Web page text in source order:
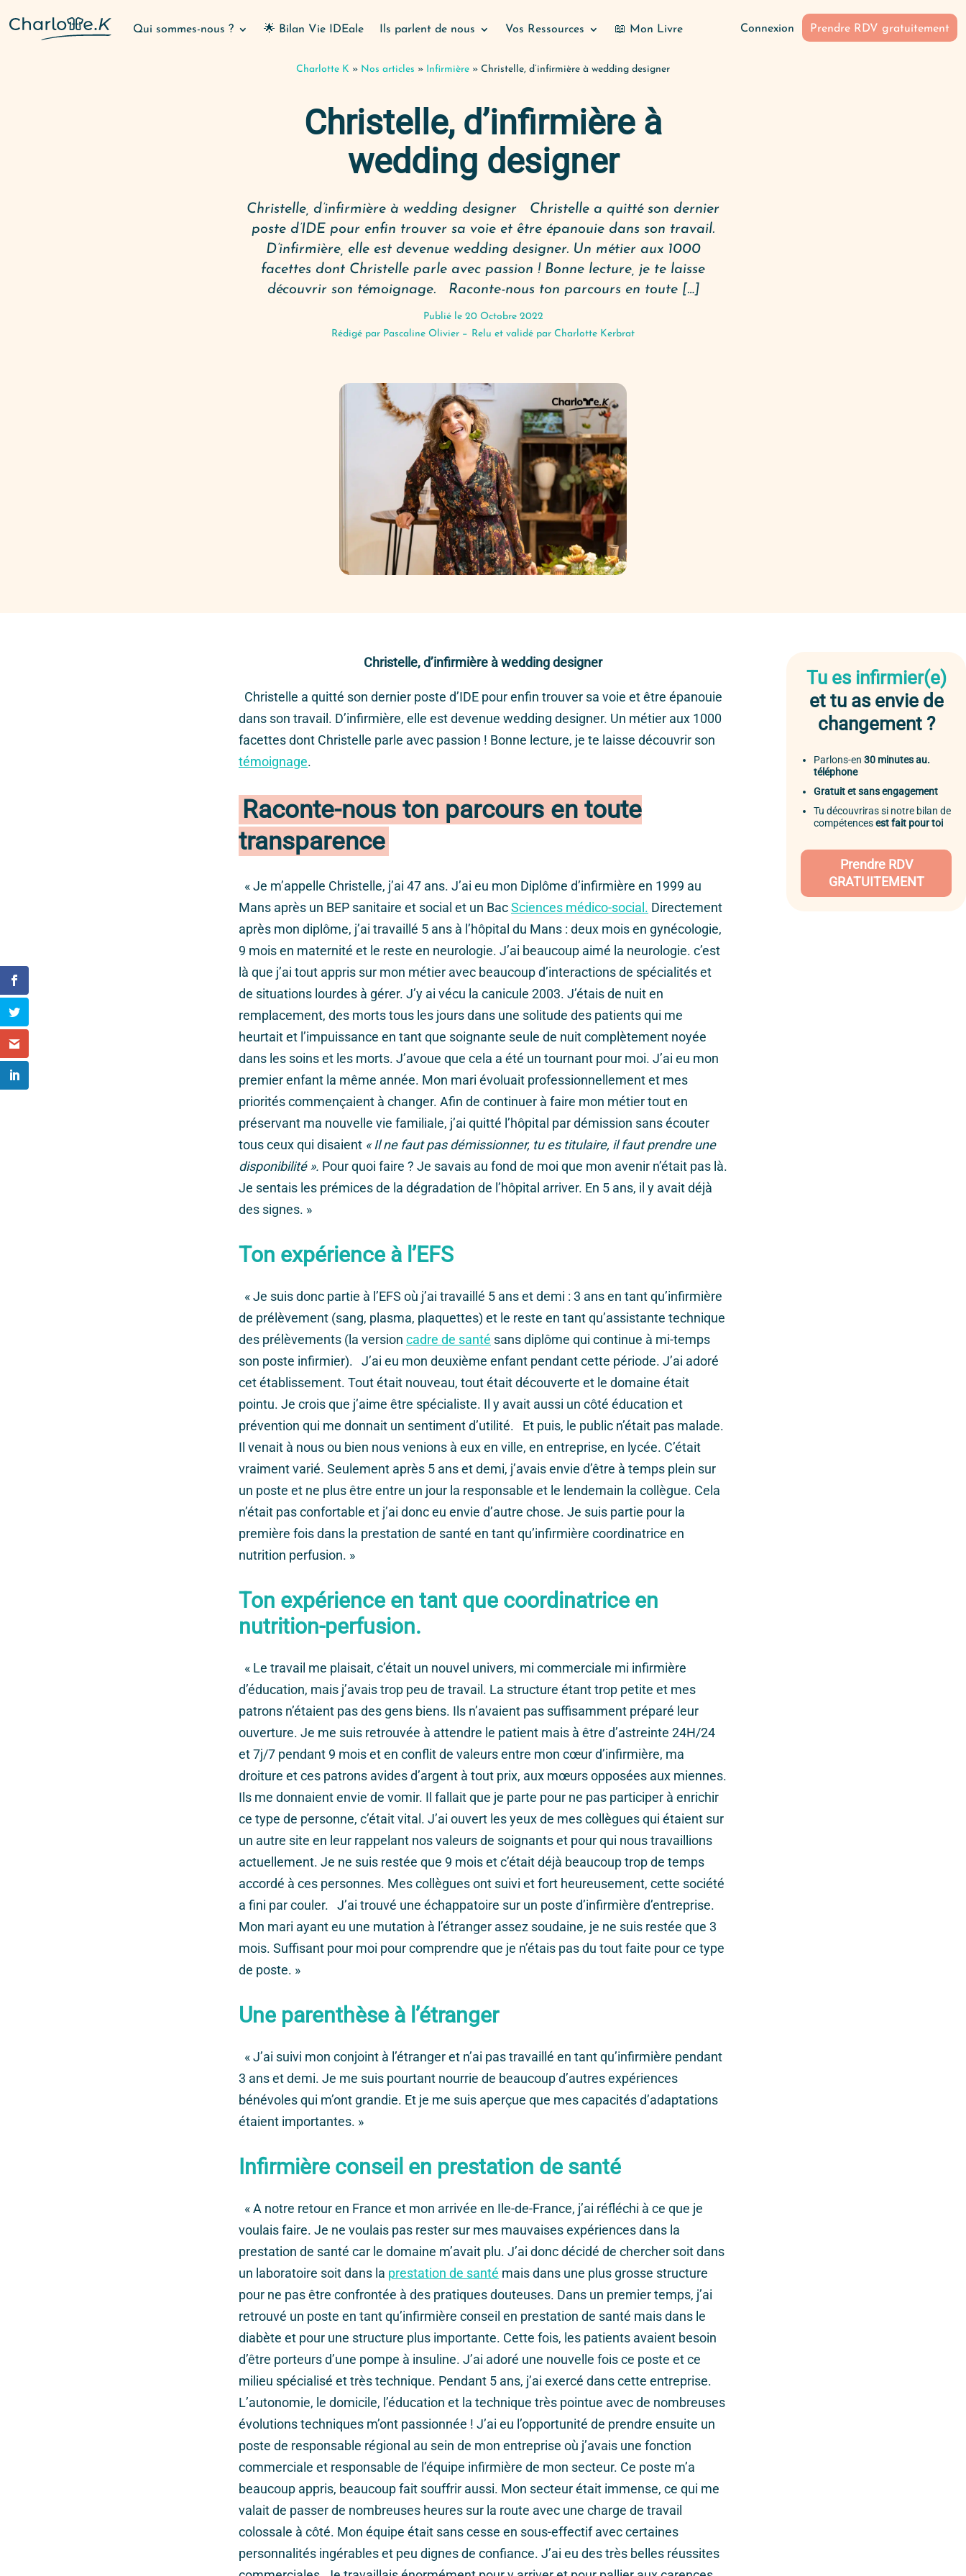
Qui sommes-nous ? 🌟 Bilan Vie IDEale Ils parlent de nous Vos Ressources 📖 Mon Livre Connexion Prendre RDV gratuitement
Charlotte K » Nos articles » Infirmière » Christelle, d’infirmière à wedding designer
Christelle, d’infirmière à
wedding designer
Christelle, d’infirmière à wedding designer Christelle a quitté son dernier
poste d’IDE pour enfin trouver sa voie et être épanouie dans son travail.
D’infirmière, elle est devenue wedding designer. Un métier aux 1000
facettes dont Christelle parle avec passion ! Bonne lecture, je te laisse
découvrir son témoignage. Raconte-nous ton parcours en toute […]
Publié le 20 Octobre 2022
Rédigé par Pascaline Olivier − Relu et validé par Charlotte Kerbrat
Christelle, d’infirmière à wedding designer
Christelle a quitté son dernier poste d’IDE pour enfin trouver sa voie et être épanouie
dans son travail. D’infirmière, elle est devenue wedding designer. Un métier aux 1000
facettes dont Christelle parle avec passion ! Bonne lecture, je te laisse découvrir son
témoignage.
Raconte-nous ton parcours en toute
transparence
« Je m’appelle Christelle, j’ai 47 ans. J’ai eu mon Diplôme d’infirmière en 1999 au
Mans après un BEP sanitaire et social et un BacSciences médico-social. Directement
après mon diplôme, j’ai travaillé 5 ans à l’hôpital du Mans : deux mois en gynécologie,
9 mois en maternité et le reste en neurologie. J’ai beaucoup aimé la neurologie. c’est
là que j’ai tout appris sur mon métier avec beaucoup d’interactions de spécialités et
de situations lourdes à gérer. J’y ai vécu la canicule 2003. J’étais de nuit en
remplacement, des morts tous les jours dans une solitude des patients qui me
heurtait et l’impuissance en tant que soignante seule de nuit complètement noyée
dans les soins et les morts. J’avoue que cela a été un tournant pour moi. J’ai eu mon
premier enfant la même année. Mon mari évoluait professionnellement et mes
priorités commençaient à changer. Afin de continuer à faire mon métier tout en
préservant ma nouvelle vie familiale, j’ai quitté l’hôpital par démission sans écouter
tous ceux qui disaient « Il ne faut pas démissionner, tu es titulaire, il faut prendre une
disponibilité ». Pour quoi faire ? Je savais au fond de moi que mon avenir n’était pas là.
Je sentais les prémices de la dégradation de l’hôpital arriver. En 5 ans, il y avait déjà
des signes. »
Ton expérience à l’EFS
« Je suis donc partie à l’EFS où j’ai travaillé 5 ans et demi : 3 ans en tant qu’infirmière
de prélèvement (sang, plasma, plaquettes) et le reste en tant qu’assistante technique
des prélèvements (la version cadre de santé sans diplôme qui continue à mi-temps
son poste infirmier). J’ai eu mon deuxième enfant pendant cette période. J’ai adoré
cet établissement. Tout était nouveau, tout était découverte et le domaine était
pointu. Je crois que j’aime être spécialiste. Il y avait aussi un côté éducation et
prévention qui me donnait un sentiment d’utilité. Et puis, le public n’était pas malade.
Il venait à nous ou bien nous venions à eux en ville, en entreprise, en lycée. C’était
vraiment varié. Seulement après 5 ans et demi, j’avais envie d’être à temps plein sur
un poste et ne plus être entre un jour la responsable et le lendemain la collègue. Cela
n’était pas confortable et j’ai donc eu envie d’autre chose. Je suis partie pour la
première fois dans la prestation de santé en tant qu’infirmière coordinatrice en
nutrition perfusion. »
Ton expérience en tant que coordinatrice en
nutrition-perfusion.
« Le travail me plaisait, c’était un nouvel univers, mi commerciale mi infirmière
d’éducation, mais j’avais trop peu de travail. La structure étant trop petite et mes
patrons n’étaient pas des gens biens. Ils n’avaient pas suffisamment préparé leur
ouverture. Je me suis retrouvée à attendre le patient mais à être d’astreinte 24H/24
et 7j/7 pendant 9 mois et en conflit de valeurs entre mon cœur d’infirmière, ma
droiture et ces patrons avides d’argent à tout prix, aux mœurs opposées aux miennes.
Ils me donnaient envie de vomir. Il fallait que je parte pour ne pas participer à enrichir
ce type de personne, c’était vital. J’ai ouvert les yeux de mes collègues qui étaient sur
un autre site en leur rappelant nos valeurs de soignants et pour qui nous travaillions
actuellement. Je ne suis restée que 9 mois et c’était déjà beaucoup trop de temps
accordé à ces personnes. Mes collègues ont suivi et fort heureusement, cette société
a fini par couler. J’ai trouvé une échappatoire sur un poste d’infirmière d’entreprise.
Mon mari ayant eu une mutation à l’étranger assez soudaine, je ne suis restée que 3
mois. Suffisant pour moi pour comprendre que je n’étais pas du tout faite pour ce type
de poste. »
Une parenthèse à l’étranger
« J’ai suivi mon conjoint à l’étranger et n’ai pas travaillé en tant qu’infirmière pendant
3 ans et demi. Je me suis pourtant nourrie de beaucoup d’autres expériences
bénévoles qui m’ont grandie. Et je me suis aperçue que mes capacités d’adaptations
étaient importantes. »
Infirmière conseil en prestation de santé
« A notre retour en France et mon arrivée en Ile-de-France, j’ai réfléchi à ce que je
voulais faire. Je ne voulais pas rester sur mes mauvaises expériences dans la
prestation de santé car le domaine m’avait plu. J’ai donc décidé de chercher soit dans
un laboratoire soit dans la prestation de santé mais dans une plus grosse structure
pour ne pas être confrontée à des pratiques douteuses. Dans un premier temps, j’ai
retrouvé un poste en tant qu’infirmière conseil en prestation de santé mais dans le
diabète et pour une structure plus importante. Cette fois, les patients avaient besoin
d’être porteurs d’une pompe à insuline. J’ai adoré une nouvelle fois ce poste et ce
milieu spécialisé et très technique. Pendant 5 ans, j’ai exercé dans cette entreprise.
L’autonomie, le domicile, l’éducation et la technique très pointue avec de nombreuses
évolutions techniques m’ont passionnée ! J’ai eu l’opportunité de prendre ensuite un
poste de responsable régional au sein de mon entreprise où j’avais une fonction
commerciale et responsable de l’équipe infirmière de mon secteur. Ce poste m’a
beaucoup appris, beaucoup fait souffrir aussi. Mon secteur était immense, ce qui me
valait de passer de nombreuses heures sur la route avec une charge de travail
colossale à côté. Mon équipe était sans cesse en sous-effectif avec certaines
personnalités ingérables et peu dignes de confiance. J’ai eu des très belles réussites
Tu es infirmier(e)
et tu as envie de
changement ?
Parlons-en 30 minutes au.
téléphone
Gratuit et sans engagement
Tu découvriras si notre bilan de
compétencesest fait pour toi
Prendre RDV
GRATUITEMENT